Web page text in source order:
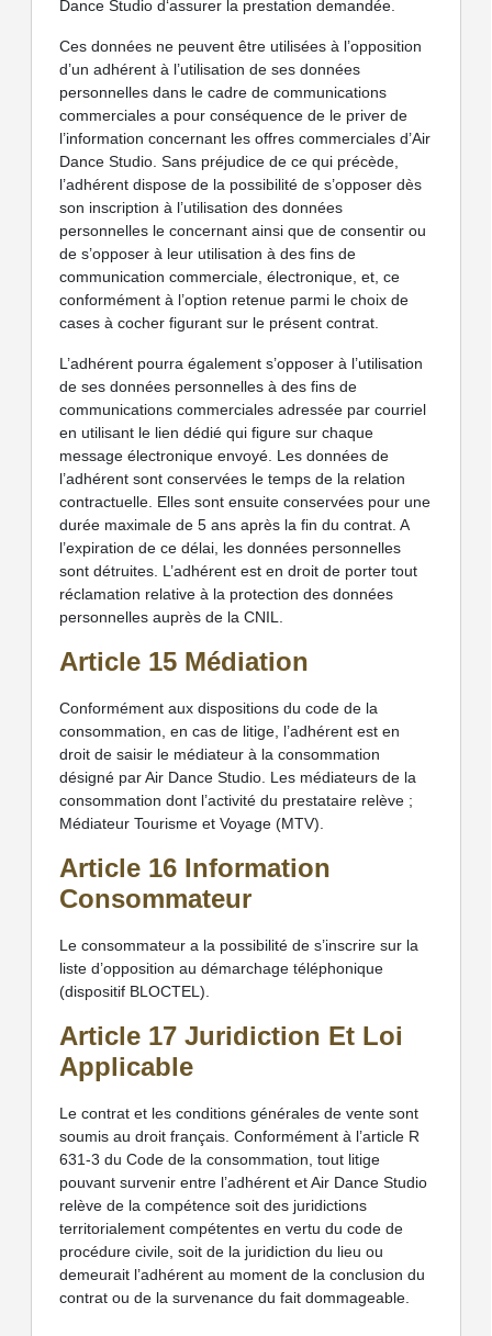
Dance Studio d‘assurer la prestation demandée.
Ces données ne peuvent être utilisées à l’opposition
d’un adhérent à l’utilisation de ses données
personnelles dans le cadre de communications
commerciales a pour conséquence de le priver de
l’information concernant les offres commerciales d’Air
Dance Studio. Sans préjudice de ce qui précède,
l’adhérent dispose de la possibilité de s’opposer dès
son inscription à l’utilisation des données
personnelles le concernant ainsi que de consentir ou
de s’opposer à leur utilisation à des fins de
communication commerciale, électronique, et, ce
conformément à l’option retenue parmi le choix de
cases à cocher figurant sur le présent contrat.
L’adhérent pourra également s’opposer à l’utilisation
de ses données personnelles à des fins de
communications commerciales adressée par courriel
en utilisant le lien dédié qui figure sur chaque
message électronique envoyé. Les données de
l’adhérent sont conservées le temps de la relation
contractuelle. Elles sont ensuite conservées pour une
durée maximale de 5 ans après la fin du contrat. A
l’expiration de ce délai, les données personnelles
sont détruites. L’adhérent est en droit de porter tout
réclamation relative à la protection des données
personnelles auprès de la CNIL.
Article 15 Médiation
Conformément aux dispositions du code de la
consommation, en cas de litige, l’adhérent est en
droit de saisir le médiateur à la consommation
désigné par Air Dance Studio. Les médiateurs de la
consommation dont l’activité du prestataire relève ;
Médiateur Tourisme et Voyage (MTV).
Article 16 Information
Consommateur
Le consommateur a la possibilité de s’inscrire sur la
liste d’opposition au démarchage téléphonique
(dispositif BLOCTEL).
Article 17 Juridiction Et Loi
Applicable
Le contrat et les conditions générales de vente sont
soumis au droit français. Conformément à l’article R
631-3 du Code de la consommation, tout litige
pouvant survenir entre l’adhérent et Air Dance Studio
relève de la compétence soit des juridictions
territorialement compétentes en vertu du code de
procédure civile, soit de la juridiction du lieu ou
demeurait l’adhérent au moment de la conclusion du
contrat ou de la survenance du fait dommageable.